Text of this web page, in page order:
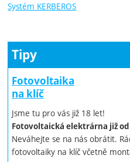
Systém KERBEROS
Tipy
Fotovoltaika
na klíč
Jsme tu pro vás již 18 let!
Fotovoltaická elektrárna již od
Neváhejte se na nás obrátit.
fotovoltaiky na klíč včetně